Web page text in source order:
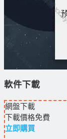
軟件下載
網盤下載
下載價格免費
立即購買